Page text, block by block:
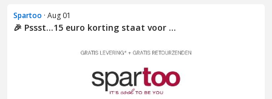
Spartoo · Aug 01
🎉 Pssst...15 euro korting staat voor ...